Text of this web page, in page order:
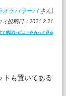
オケパラーバ さん)
ミ投稿日：2021.2.21
ナ施設レビューをもっと見る
トも置いてある